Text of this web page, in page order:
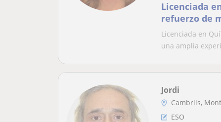
Licenciada
refuerzo de
tecnología
Atención
Licenciada en
una amplia
Jordi
Cambrils,
ESO